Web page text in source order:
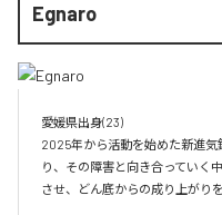
Egnaro
愛媛県出身(23)
2025年から活動を始めた新進
り、その障害と向き合っていく
させ、どん底からの成り上がり